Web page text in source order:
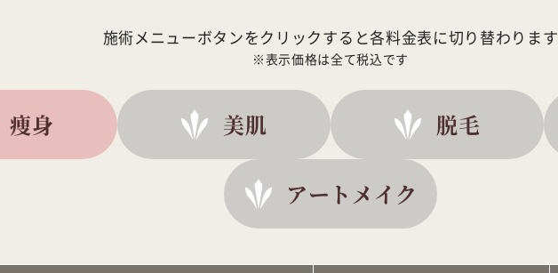
施術メニューボタンをクリックすると各料金表に切り替わります
表示価格は全て税込です
痩身 美肌 脱毛
アートメイク